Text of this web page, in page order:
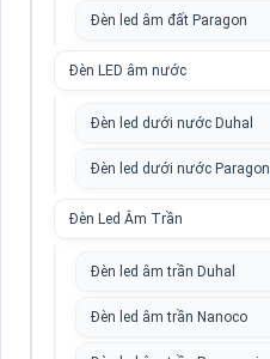
Đèn led âm đất Paragon
Đèn LED âm nước
Đèn led dưới nước Duhal
Đèn led dưới nước Paragon
Đèn Led Âm Trần
Đèn led âm trần Duhal
Đèn led âm trần Nanoco